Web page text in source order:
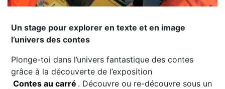
Un stage pour explorer en texte et en image
l’univers des contes
Plonge-toi dans l’univers fantastique des contes
grâce à la découverte de l’exposition
Contes au carré . Découvre ou re-découvre sous un